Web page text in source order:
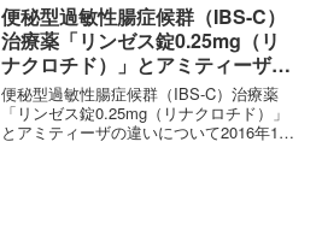
便秘型過敏性腸症候群（IBS-C）
治療薬「リンゼス錠0.25mg（リ
ナクロチド）」とアミティーザの
違いについて
便秘型過敏性腸症候群（IBS-C）治療薬
「リンゼス錠0.25mg（リナクロチド）」
とアミティーザの違いについて2016年11